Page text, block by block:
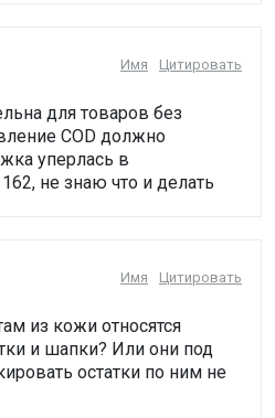
Имя Цитировать
для товаров без
COD должно
уперлась в
не знаю что и делать
Имя Цитировать
из кожи относятся
и шапки? Или они под
остатки по ним не